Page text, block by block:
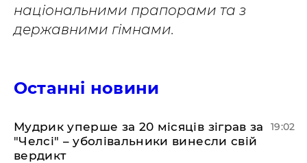
національними прапорами та з
державними гімнами.
Останні новини
​Мудрик уперше за 20 місяців зіграв за
"Челсі" – уболівальники винесли свій
вердикт
19:02